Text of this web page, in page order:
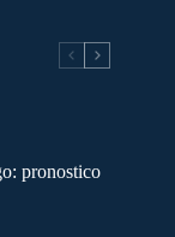
pronostico